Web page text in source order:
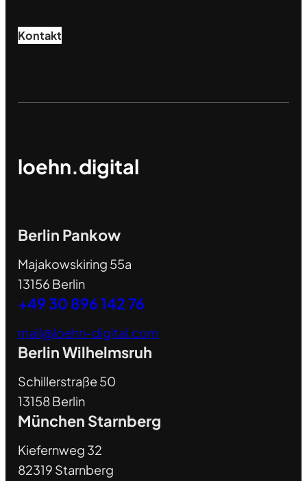
Kontakt
loehn.digital
Berlin Pankow
Majakowskiring 55a
13156 Berlin
+49 30 896 142 76
mail@loehn-digital.com
Berlin Wilhelmsruh
Schillerstraße 50
13158 Berlin
München Starnberg
Kiefernweg 32
82319 Starnberg